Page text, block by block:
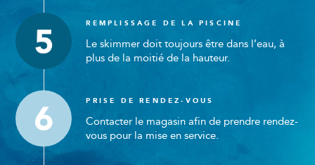
REMPLISSAGE DE LA PISCINE
Le skimmer doit toujours être dans l’eau, à
plus de la moitié de la hauteur.
PRISE DE RENDEZ-VOUS
Contacter le magasin afin de prendre rendez-
vous pour la mise en service.